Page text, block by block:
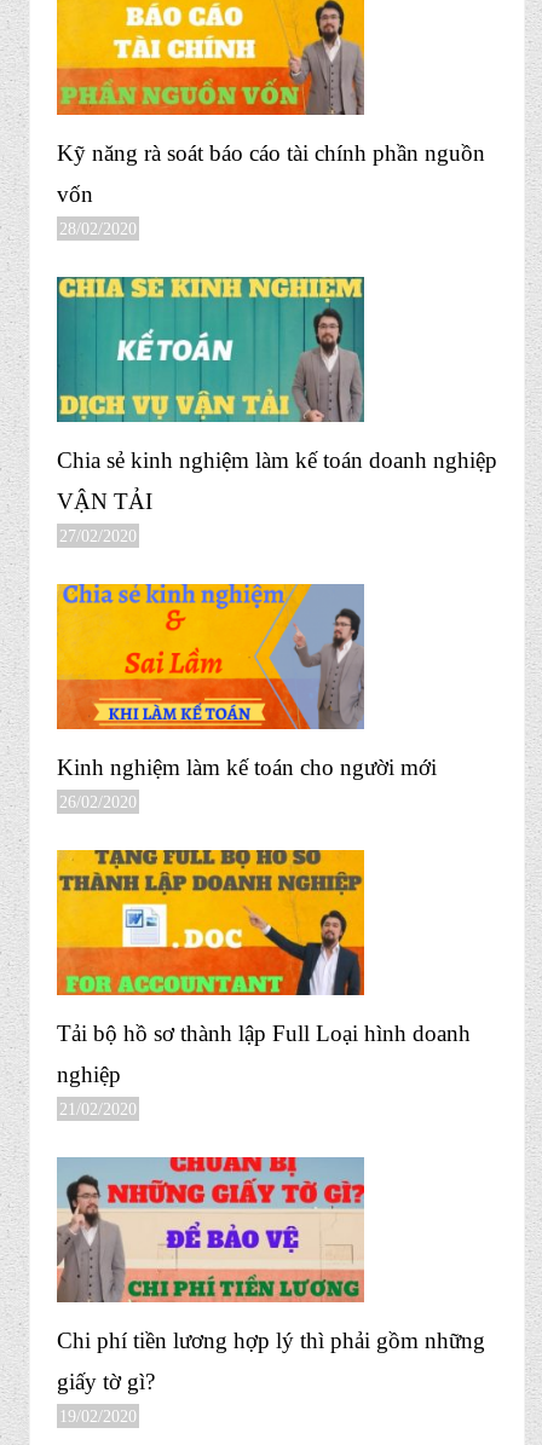
Kỹ năng rà soát báo cáo tài chính phần nguồn
vốn
28/02/2020
Chia sẻ kinh nghiệm làm kế toán doanh nghiệp
VẬN TẢI
27/02/2020
Kinh nghiệm làm kế toán cho người mới
26/02/2020
Tải bộ hồ sơ thành lập Full Loại hình doanh
nghiệp
21/02/2020
Chi phí tiền lương hợp lý thì phải gồm những
giấy tờ gì?
19/02/2020